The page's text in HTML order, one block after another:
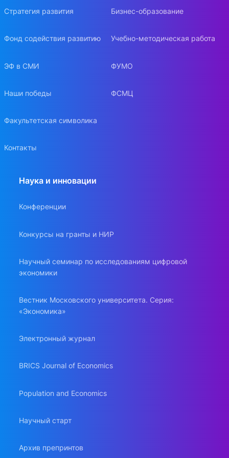
Стратегия развития
Фонд содействия развитию
ЭФ в СМИ
Наши победы
Факультетская символика
Контакты
Бизнес-образование
Учебно-методическая работа
ФУМО
ФСМЦ
Наука и инновации
Конференции
Конкурсы на гранты и НИР
Научный семинар по исследованиям цифровой
экономики
Вестник Московского университета. Серия:
«Экономика»
Электронный журнал
BRICS Journal of Economics
Population and Economics
Научный старт
Архив препринтов